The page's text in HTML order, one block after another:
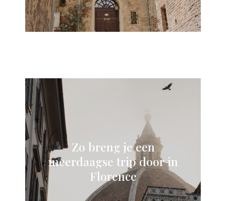
Zo breng je een
meerdaagse trip door in
Florence